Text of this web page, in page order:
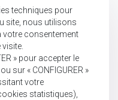
techniques pour
site, nous utilisons
votre consentement
» pour accepter le
sur « CONFIGURER »
votre
statistiques),